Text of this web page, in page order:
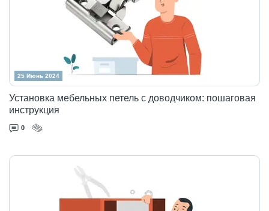
25 Июнь 2024
Установка мебельных петель с доводчиком: пошаговая
инструкция
0